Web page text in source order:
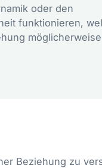
oder den
funktionieren,
möglicherweise
Beziehung zu